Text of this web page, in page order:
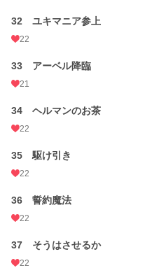
32 ユキマニア参上
22
33 アーベル降臨
21
34 ヘルマンのお茶
22
35 駆け引き
22
36 誓約魔法
22
37 そうはさせるか
22